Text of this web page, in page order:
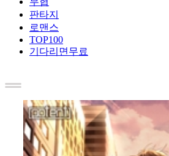
판타지
로맨스
TOP100
기다리면무료